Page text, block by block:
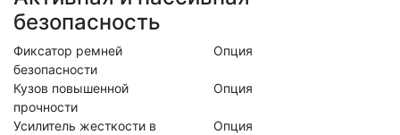
безопасность
Фиксатор ремней
безопасности
Опция
Кузов повышенной
прочности
Опция
Усилитель жесткости в
Опция